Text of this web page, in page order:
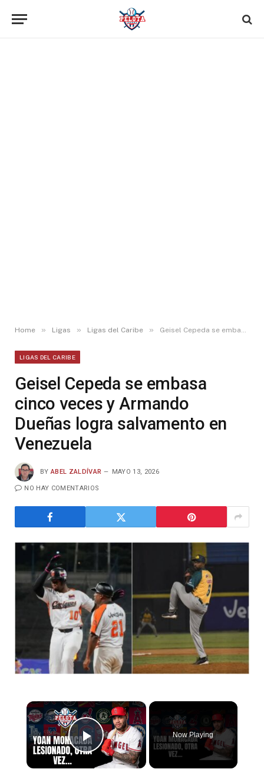
Home » Ligas » Ligas del Caribe » Geisel Cepeda se embasa cinco veces y Armando Dueñas logra salvamento en Venezuela
LIGAS DEL CARIBE
Geisel Cepeda se embasa
cinco veces y Armando
Dueñas logra salvamento en
Venezuela
BY ABEL ZALDÍVAR MAYO 13, 2026
NO HAY COMENTARIOS
×
Play Video
Now Playing